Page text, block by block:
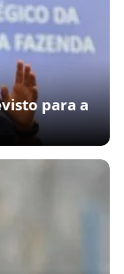
para a